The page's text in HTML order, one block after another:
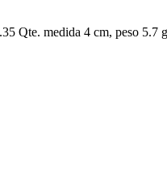
Qte. medida 4 cm, peso 5.7